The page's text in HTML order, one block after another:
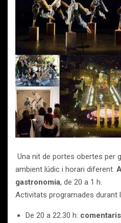
Una nit de portes obertes per
ambient lúdic i horari diferent.
gastronomia, de 20 a 1 h.
Activitats programades durant
De 20 a 22.30 h: